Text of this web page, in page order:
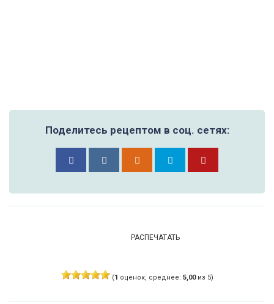
Поделитесь рецептом в соц. сетях:
РАСПЕЧАТАТЬ
(1 оценок, среднее: 5,00из 5)